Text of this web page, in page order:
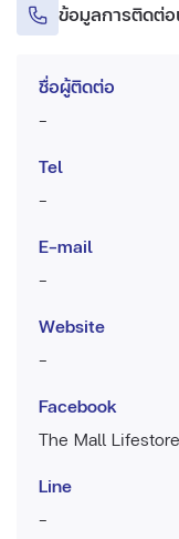
ข้อมูลการติดต่อ
ชื่อผู้ติดต่อ
-
Tel
-
E-mail
-
Website
-
Facebook
The Mall
Line
-